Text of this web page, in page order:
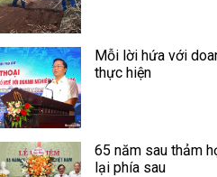
Mỗi lời hứa với
thực hiện
65 năm sau thảm
lại phía sau